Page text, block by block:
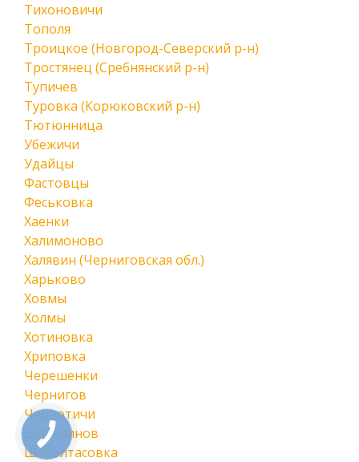
Тихоновичи
Тополя
Троицкое (Новгород-Северский р-н)
Тростянец (Сребнянский р-н)
Тупичев
Туровка (Корюковский р-н)
Тютюнница
Убежичи
Удайцы
Фастовцы
Феськовка
Хаенки
Халимоново
Халявин (Черниговская обл.)
Харьково
Ховмы
Холмы
Хотиновка
Хриповка
Черешенки
Чернигов
Чернотичи
Шабалинов
Шаболтасовка